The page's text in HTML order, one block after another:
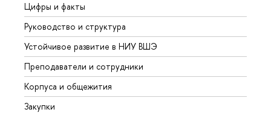
Цифры и факты
Руководство и структура
Устойчивое развитие в НИУ ВШЭ
Преподаватели и сотрудники
Корпуса и общежития
Закупки